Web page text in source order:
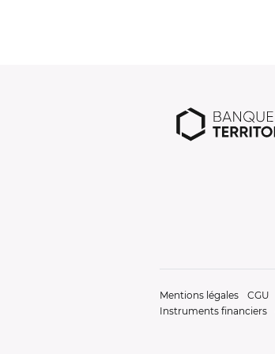
Mentions légales CGU
Instruments financiers